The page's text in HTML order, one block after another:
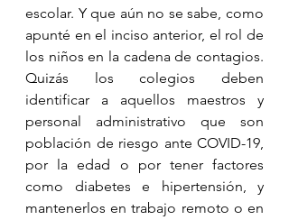
escolar. Y que aún no se sabe, como
apunté en el inciso anterior, el rol de
los niños en la cadena de contagios.
Quizás los colegios deben
identificar a aquellos maestros y
personal administrativo que son
población de riesgo ante COVID-19,
por la edad o por tener factores
como diabetes e hipertensión, y
mantenerlos en trabajo remoto o en